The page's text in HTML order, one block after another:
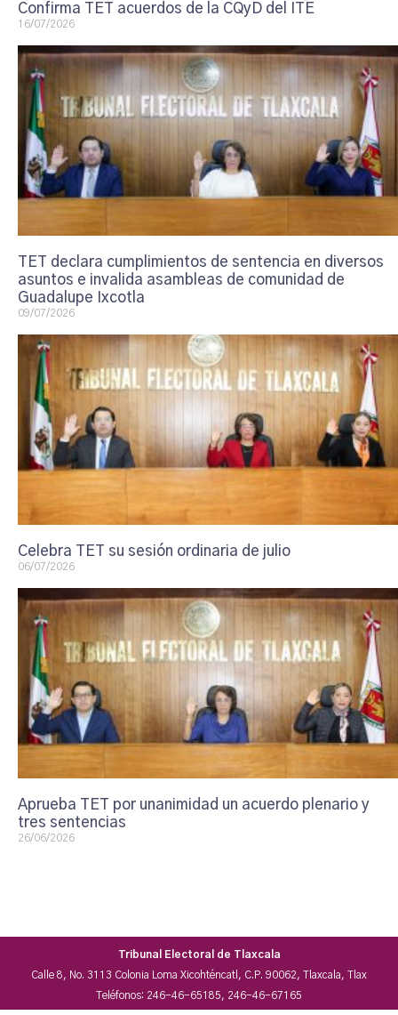
Confirma TET acuerdos de la CQyD del ITE
16/07/2026
TET declara cumplimientos de sentencia en diversos
asuntos e invalida asambleas de comunidad de
Guadalupe Ixcotla
09/07/2026
Celebra TET su sesión ordinaria de julio
06/07/2026
Aprueba TET por unanimidad un acuerdo plenario y
tres sentencias
26/06/2026
Tribunal Electoral de Tlaxcala
Calle 8, No. 3113 Colonia Loma Xicohténcatl, C.P. 90062, Tlaxcala, Tlax
Teléfonos: 246-46-65185, 246-46-67165